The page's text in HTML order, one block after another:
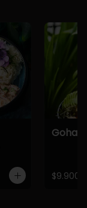
Gohan
$9.900